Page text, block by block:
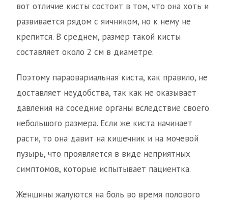
вот отличие кисты состоит в том, что она хоть и
развивается рядом с яичником, но к нему не
крепится. В среднем, размер такой кисты
составляет около 2 см в диаметре.
Поэтому параовариальная киста, как правило, не
доставляет неудобства, так как не оказывает
давления на соседние органы вследствие своего
небольшого размера. Если же киста начинает
расти, то она давит на кишечник и на мочевой
пузырь, что проявляется в виде неприятных
симптомов, которые испытывает пациентка.
Женщины жалуются на боль во время полового